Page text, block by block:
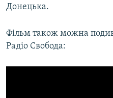
Донецька.
Фільм також можна
Радіо Свобода: